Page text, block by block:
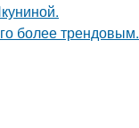
более трендовым.